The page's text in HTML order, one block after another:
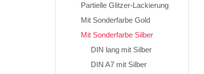
Partielle Glitzer-Lackierung
Mit Sonderfarbe Gold
Mit Sonderfarbe Silber
DIN lang mit Silber
DIN A7 mit Silber